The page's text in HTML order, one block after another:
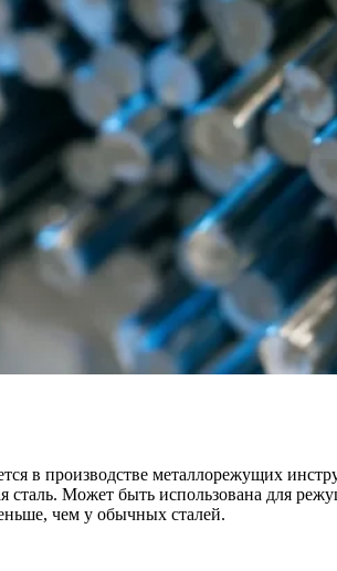
в производстве металлорежущих
сталь. Может быть использована для
чем у обычных сталей.